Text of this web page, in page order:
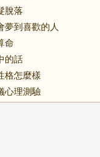
脫落
夢到喜歡的人
命
的話
格怎麼樣
心理測驗